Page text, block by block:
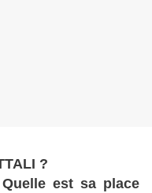
?
est sa place